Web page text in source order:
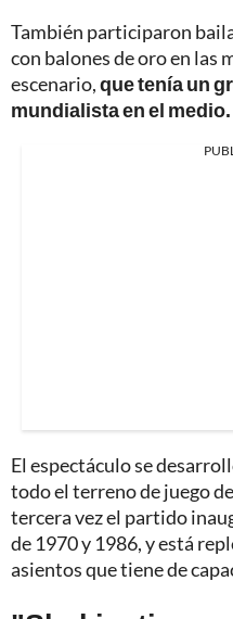
También participaron
con balones de oro en las
escenario,que tenía un
mundialista en el medio.
El espectáculo se
todo el terreno de juego
tercera vez el partido
de 1970 y 1986, y está
asientos que tiene de